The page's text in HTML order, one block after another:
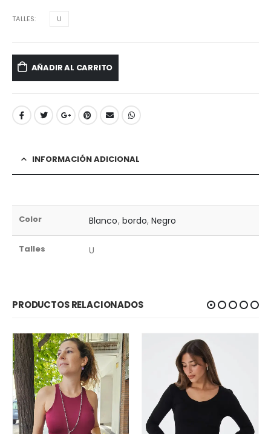
TALLES U
AÑADIR AL CARRITO
INFORMACIÓN ADICIONAL
Color Blanco, bordo,Negro
Talles U
PRODUCTOS RELACIONADOS